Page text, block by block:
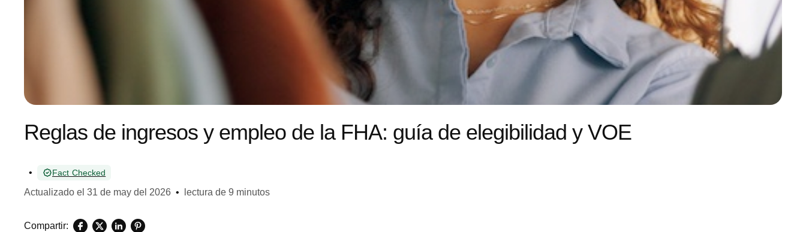
Reglas de ingresos y empleo de la FHA: guía de elegibilidad y VOE
• Fact Checked
Actualizado el 31 de may del 2026 • lectura de 9 minutos
Compartir: